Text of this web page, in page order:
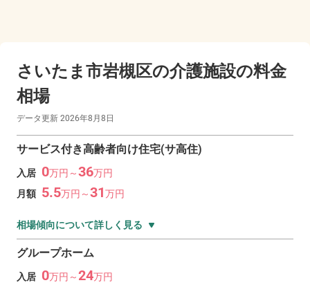
さいたま市岩槻区の介護施設の料金
相場
データ更新 2026年8月8日
サービス付き高齢者向け住宅(サ高住)
入居 0万円～36万円
月額 5.5万円～31万円
相場傾向について詳しく見る
グループホーム
入居 0万円～24万円